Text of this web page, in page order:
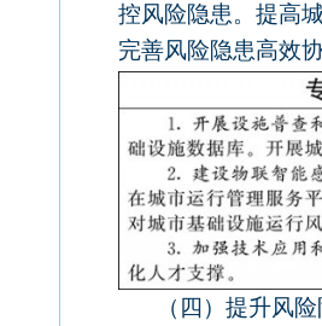
控风险隐患。提高
完善风险隐患高效
（四）提升风